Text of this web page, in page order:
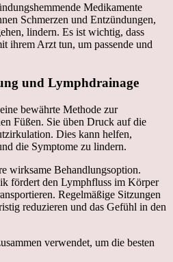
Medikamente
Schmerzen und Entzündungen,
lindern. Es ist wichtig, dass
ihrem Arzt tun, um passende und
und Lymphdrainage
bewährte Methode zur
Füßen. Sie üben Druck auf die
Dies kann helfen,
die Symptome zu lindern.
wirksame Behandlungsoption.
fördert den Lymphfluss im Körper
Regelmäßige Sitzungen
reduzieren und das Gefühl in den
verwendet, um die besten